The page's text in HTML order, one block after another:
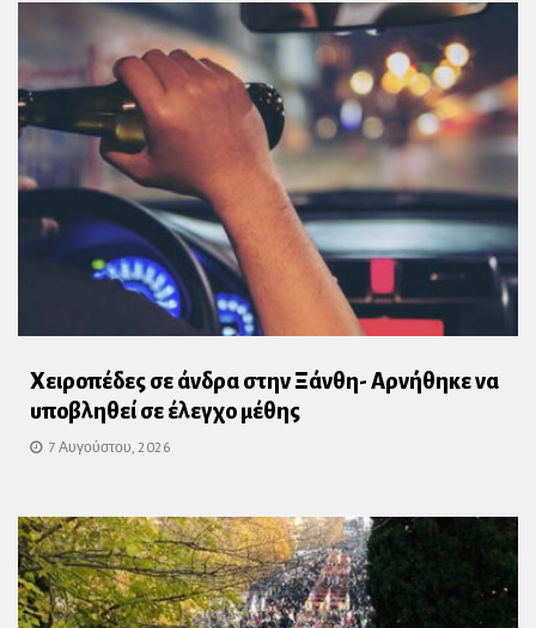
Χειροπέδες σε άνδρα στην Ξάνθη- Αρνήθηκε να
υποβληθεί σε έλεγχο μέθης
7 Αυγούστου, 2026